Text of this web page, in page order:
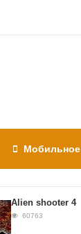
Мобильное
shooter 4